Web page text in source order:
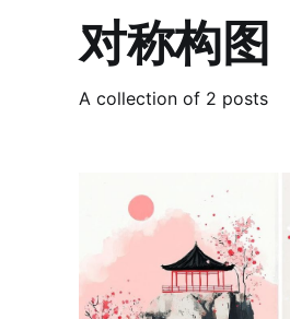
对称构图
A collection of 2 posts